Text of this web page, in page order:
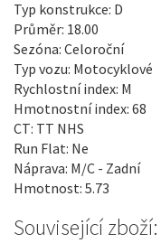
Typ konstrukce: D
Průměr: 18.00
Sezóna: Celoroční
Typ vozu: Motocyklové
Rychlostní index: M
Hmotnostní index: 68
CT: TT NHS
Run Flat: Ne
Náprava: M/C - Zadní
Hmotnost: 5.73
Související zboží: